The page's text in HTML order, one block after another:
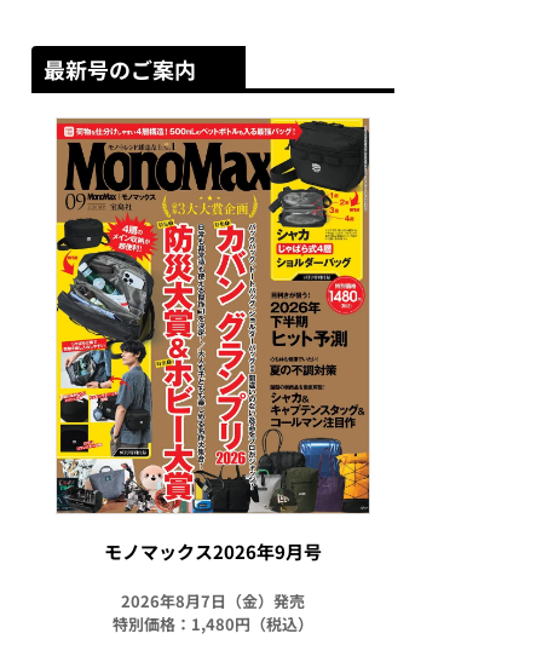
最新号のご案内
モノマックス2026年9月号
2026年8月7日（金）発売
特別価格：1,480円（税込）